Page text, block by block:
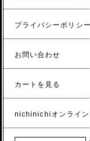
プライバシーポリシー
お問い合わせ
カートを見る
nichinichiオンライン